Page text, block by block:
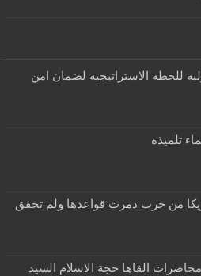
للخطة الاستراتيجية لضمان امن
تلميذه
من حرب دمرت قواعدها ولم تحقق
القاها حجة الاسلام السيد